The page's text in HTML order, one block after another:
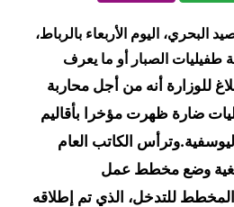
البحري، اليوم الأربعاء بالرباط،
طفيليات الصبار أو ما يعرف
للوزارة أنه من أجل محاربة
ضارة ظهرت مؤخرا بأقاليم
وترأس الكاتب العام
بغية وضع مخطط عمل
للتدخل، الذي تم إطلاقه